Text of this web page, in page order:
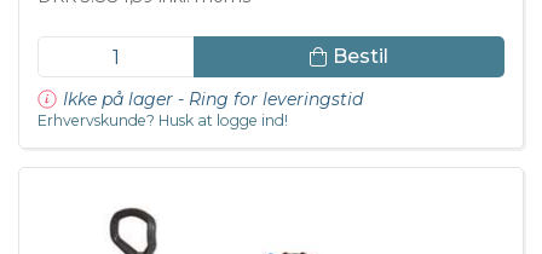
Bestil
Ikke på lager - Ring for leveringstid
Erhvervskunde? Husk at logge ind!